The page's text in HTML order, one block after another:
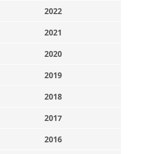
2022
2021
2020
2019
2018
2017
2016